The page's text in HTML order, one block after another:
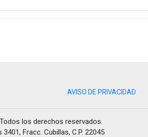
AVISO DE PRIVACIDAD
los derechos reservados.
Fracc. Cubillas, C.P. 22045